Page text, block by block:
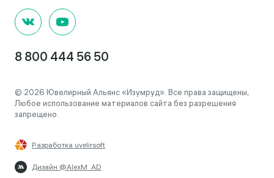
8 800 444 56 50
© 2026 Ювелирный Альянс «Изумруд». Все права защищены,
Любое использование материалов сайта без разрешения
запрещено.
Разработка uvelirsoft
Дизайн @AlexM_AD